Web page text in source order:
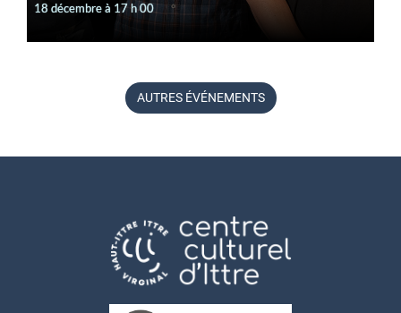
18 décembre à 17 h 00
AUTRES ÉVÉNEMENTS